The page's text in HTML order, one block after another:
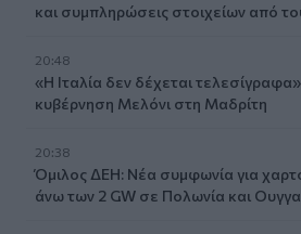
και συμπληρώσεις στοιχείων από
20:48
«Η Ιταλία δεν δέχεται
κυβέρνηση Μελόνι στη Μαδρίτη
20:38
Όμιλος ΔΕΗ: Νέα συμφωνία για
άνω των 2 GW σε Πολωνία και